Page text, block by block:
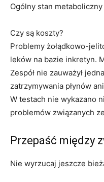
Ogólny stan metaboliczny
Czy są koszty?
Problemy żołądkowo-
leków na bazie inkretyn.
Zespół nie zauważył
zatrzymywania płynów
W testach nie wykazano
problemów związanych
Przepaść między
Nie wyrzucaj jeszcze